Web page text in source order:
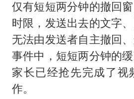
仅有短短两分钟的撤回
时限，发送出去的文字
无法由发送者自主撤回
事件中，短短两分钟的
家长已经抢先完成了视
作。